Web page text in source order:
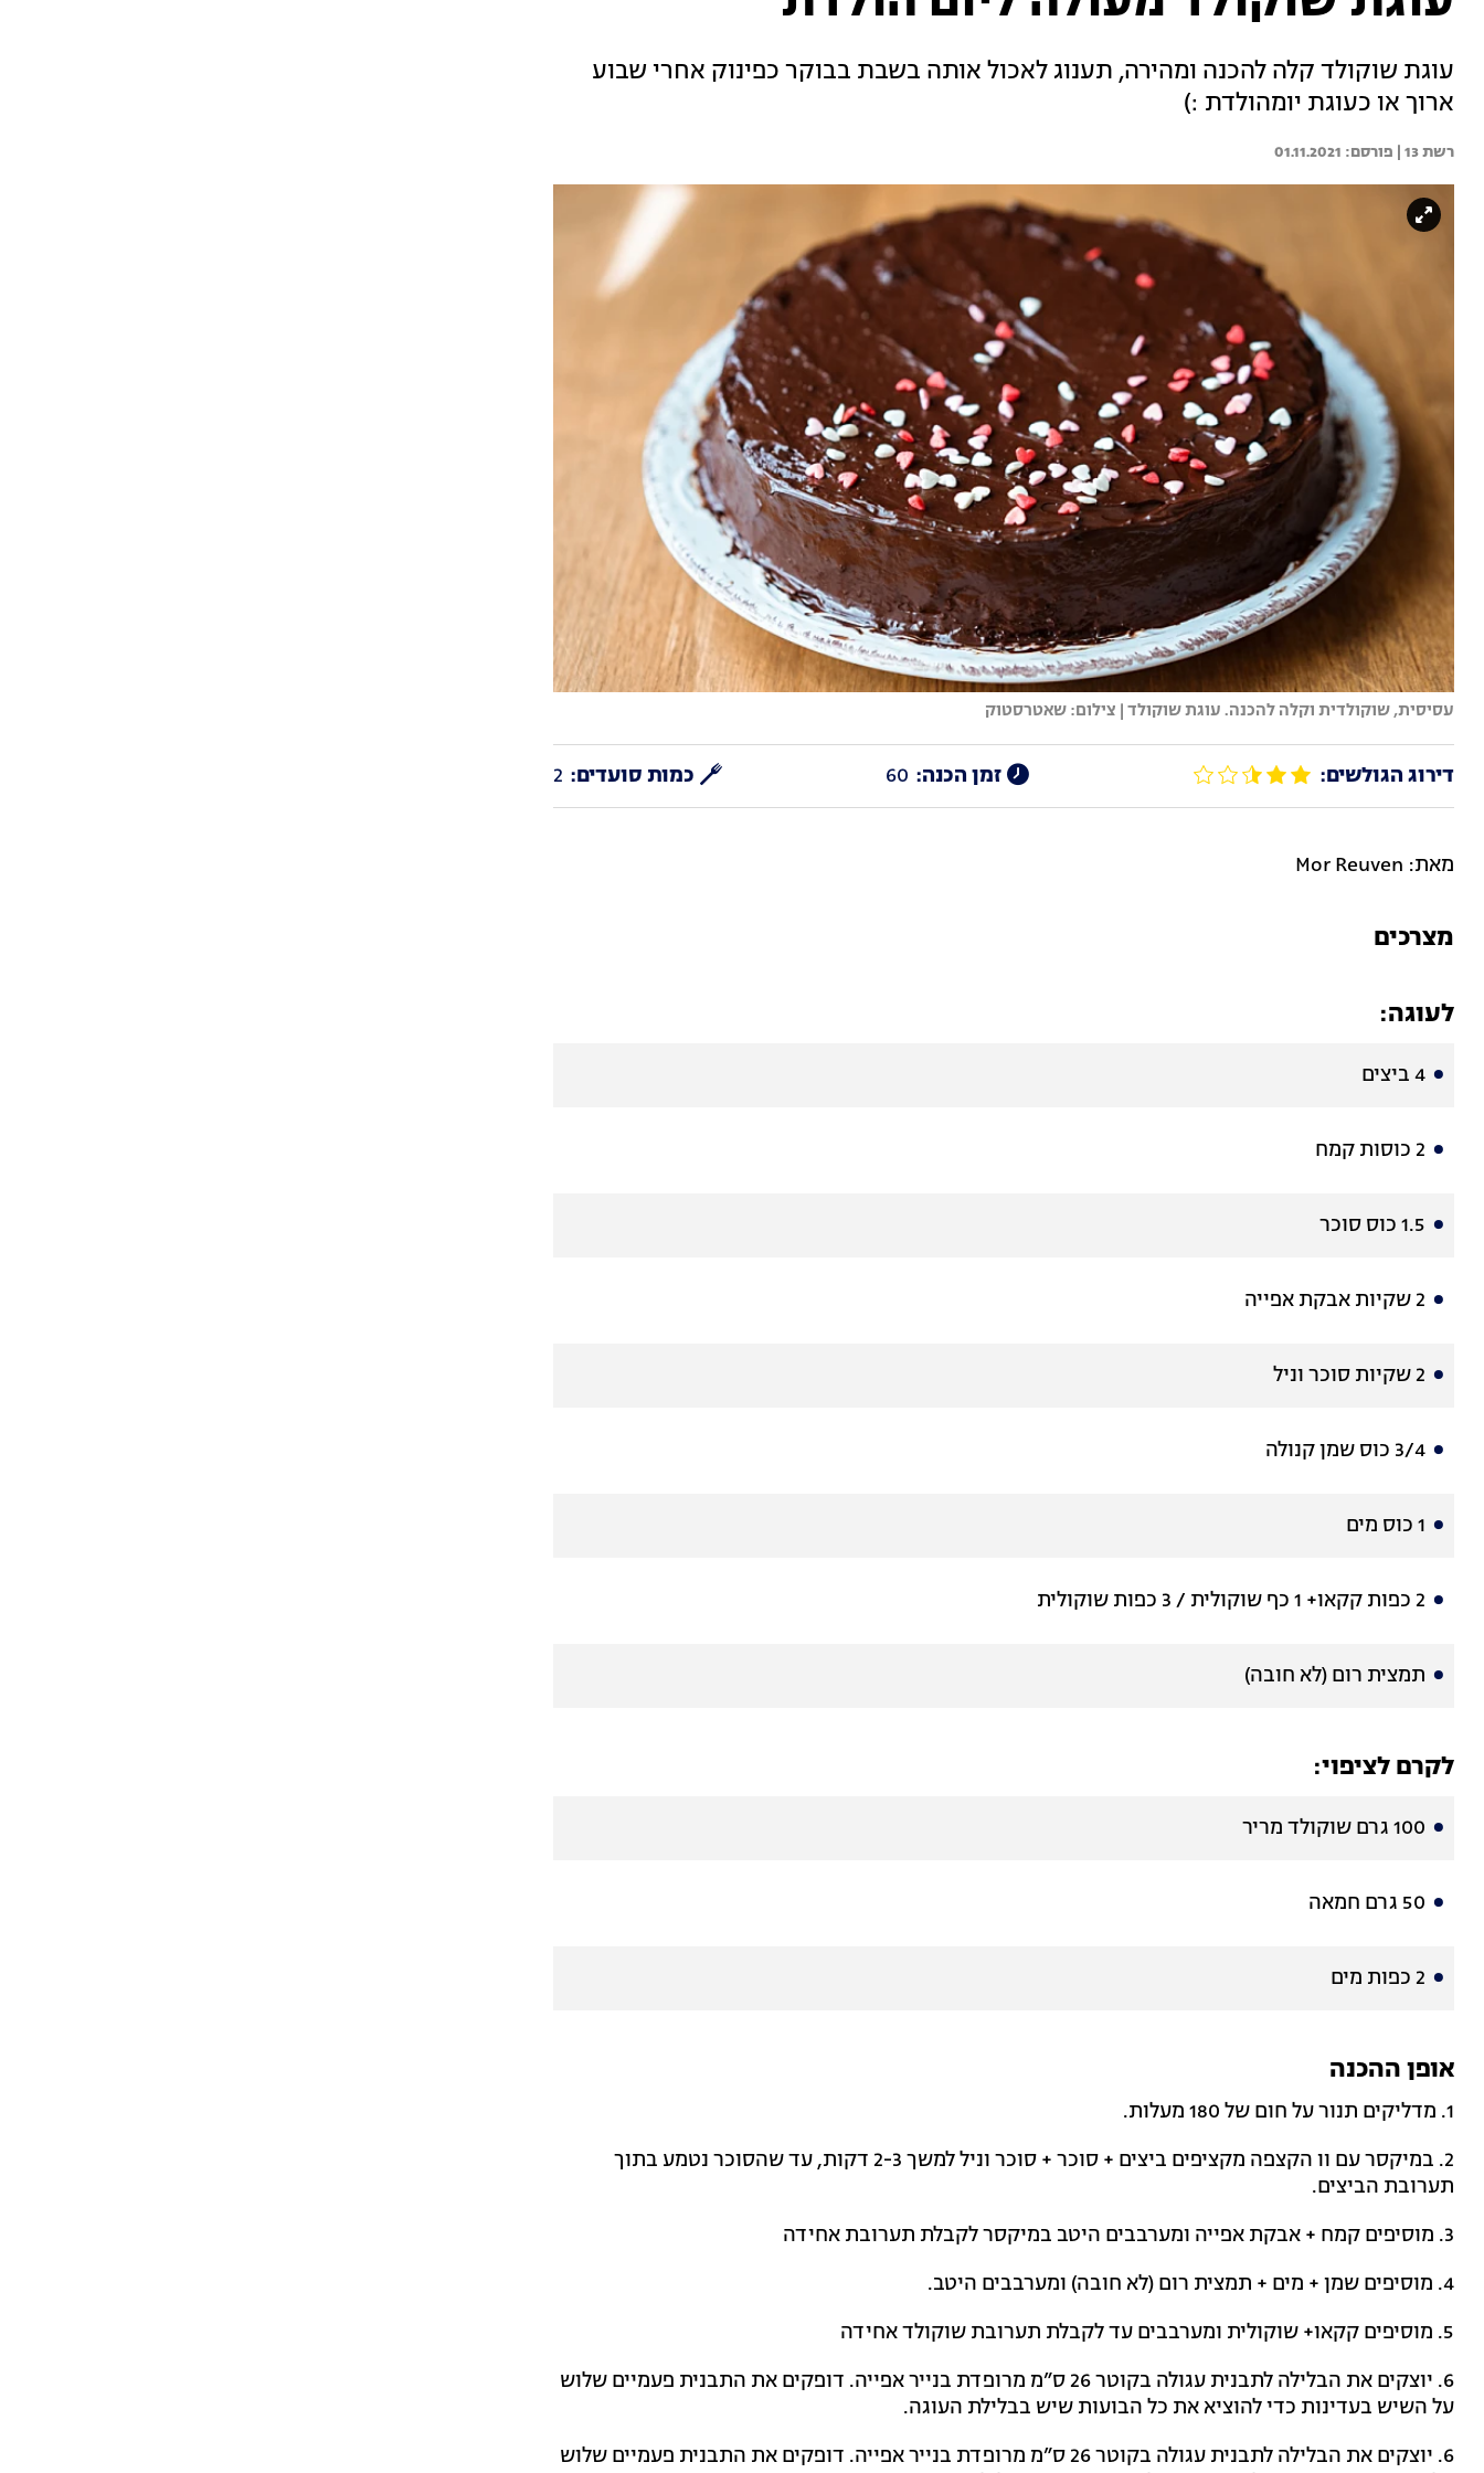
עוגת שוקולד קלה להכנה ומהירה, תענוג לאכול אותה בשבת בבוקר כפינוק אחרי שבוע
ארוך או כעוגת יומהולדת :)
רשת 13 | 01.11.2021
עסיסית, שוקולדית וקלה להכנה. עוגת שוקולד | צילום: שאטרסטוק
דירוג הגולשים: זמן הכנה: 60 כמות סועדים: 2
מאת: Mor Reuven
מצרכים
לעוגה:
4 ביצים
2 כוסות קמח
1.5 כוס סוכר
2 שקיות אבקת אפייה
2 שקיות סוכר וניל
3/4 כוס שמן קנולה
1 כוס מים
2 כפות קקאו+ 1 כף שוקולית / 3 כפות שוקולית
תמצית רום (לא חובה)
לקרם לציפוי:
100 גרם שוקולד מריר
50 גרם חמאה
2 כפות מים
אופן ההכנה
1. מדליקים תנור על חום של 180 מעלות.
2. במיקסר עם וו הקצפה מקציפים ביצים + סוכר + סוכר וניל למשך 2-3 דקות, עד שהסוכר נטמע בתוך
תערובת הביצים.
3. מוסיפים קמח + אבקת אפייה ומערבבים היטב במיקסר לקבלת תערובת אחידה
4. מוסיפים שמן + מים + תמצית רום (לא חובה) ומערבבים היטב.
5. מוסיפים קקאו+ שוקולית ומערבבים עד לקבלת תערובת שוקולד אחידה
6. יוצקים את הבלילה לתבנית עגולה בקוטר 26 ס”מ מרופדת בנייר אפייה. דופקים את התבנית פעמיים שלוש
על השיש בעדינות כדי להוציא את כל הבועות שיש בבלילת העוגה.
6. יוצקים את הבלילה לתבנית עגולה בקוטר 26 ס”מ מרופדת בנייר אפייה. דופקים את התבנית פעמיים שלוש